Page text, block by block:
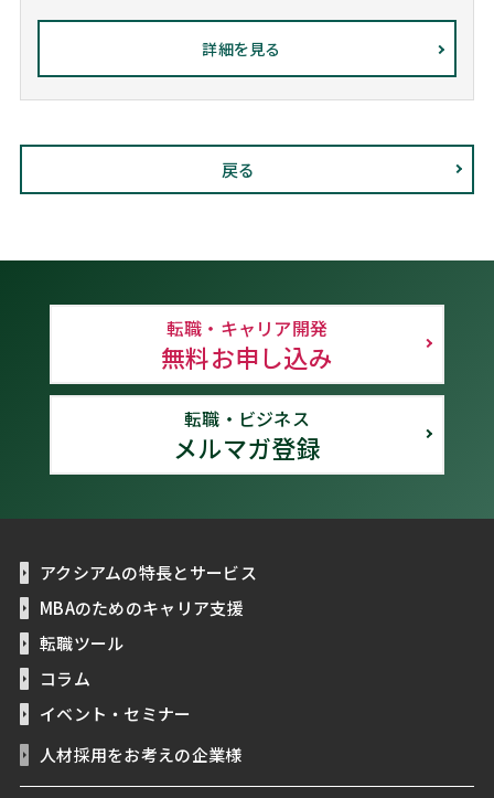
詳細を見る
戻る
転職・キャリア開発
無料お申し込み
転職・ビジネス
メルマガ登録
アクシアムの特長とサービス
MBAのためのキャリア支援
転職ツール
コラム
イベント・セミナー
人材採用をお考えの企業様